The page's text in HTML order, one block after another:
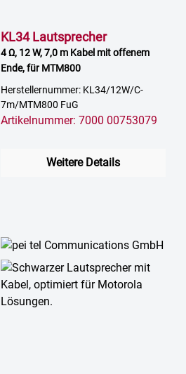
KL34 Lautsprecher
4 Ω, 12 W, 7,0 m Kabel mit offenem
Ende, für MTM800
Herstellernummer: KL34/12W/C-
7m/MTM800 FuG
Artikelnummer: 7000 00753079
Weitere Details